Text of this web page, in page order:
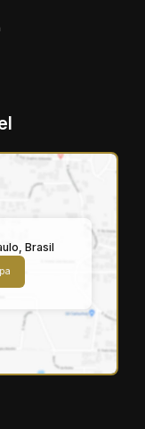
, Brasil